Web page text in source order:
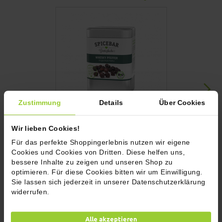
Zustimmung Details Über Cookies
Wir lieben Cookies!
Für das perfekte Shoppingerlebnis nutzen wir eigene
Cookies und Cookies von Dritten. Diese helfen uns,
bessere Inhalte zu zeigen und unseren Shop zu
optimieren. Für diese Cookies bitten wir um Einwilligung.
Sie lassen sich jederzeit in unserer Datenschutzerklärung
widerrufen.
Alle akzeptieren
8,90 €
Inkl. 7% MwSt.
(127,14 € / 1kg)
Füllmenge: 70g
In den Warenkorb
Inkl. 7% MwSt.
(61,25 € / 1kg)
In den
Rezepttipps